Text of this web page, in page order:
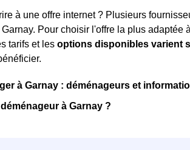
à une offre internet ? Plusieurs
Pour choisir l'offre la plus
tarifs et les options disponibles varient
à Garnay : déménageurs et
à Garnay ?